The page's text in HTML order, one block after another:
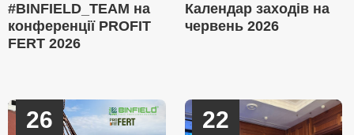
#BINFIELD_TEAM на
конференції PROFIT
FERT 2026
Календар заходів на
червень 2026
26 22